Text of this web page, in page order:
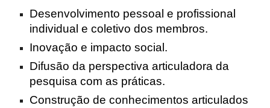
Desenvolvimento pessoal e profissional
individual e coletivo dos membros.
Inovação e impacto social.
Difusão da perspectiva articuladora da
pesquisa com as práticas.
Construção de conhecimentos articulados